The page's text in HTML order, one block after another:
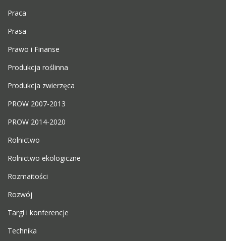
Praca
Prasa
Prawo i Finanse
Produkcja roślinna
Produkcja zwierzęca
PROW 2007-2013
PROW 2014-2020
Rolnictwo
Rolnictwo ekologiczne
Rozmaitości
Rozwój
Targi i konferencje
Technika